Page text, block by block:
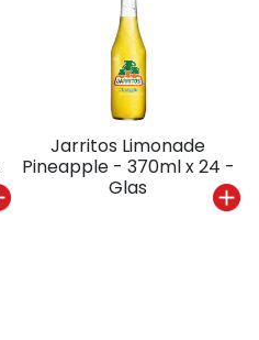
Jarritos Limonade
Pineapple - 370ml x 24 -
Glas